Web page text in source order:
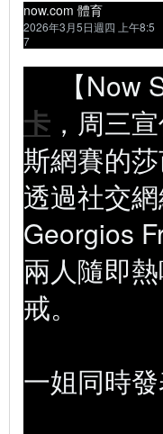
now.com 體育
2026年3月5日週四 上午8:5
7
【Now
卡 ，周三
斯網賽的
透過社交
Georgios
兩人隨即
戒。
一姐同時